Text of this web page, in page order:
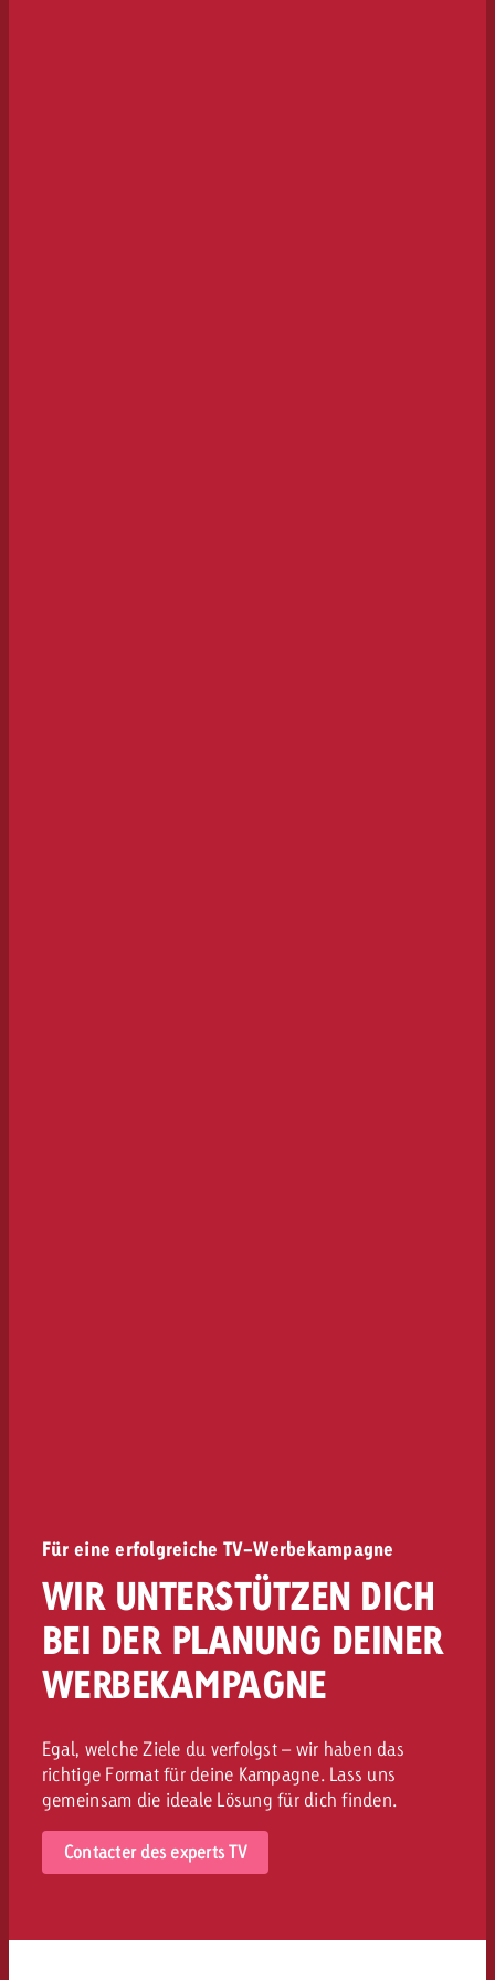
Für eine erfolgreiche TV-Werbekampagne
WIR UNTERSTÜTZEN DICH
BEI DER PLANUNG DEINER
WERBEKAMPAGNE
Egal, welche Ziele du verfolgst – wir haben das
richtige Format für deine Kampagne. Lass uns
gemeinsam die ideale Lösung für dich finden.
Contacter des experts TV